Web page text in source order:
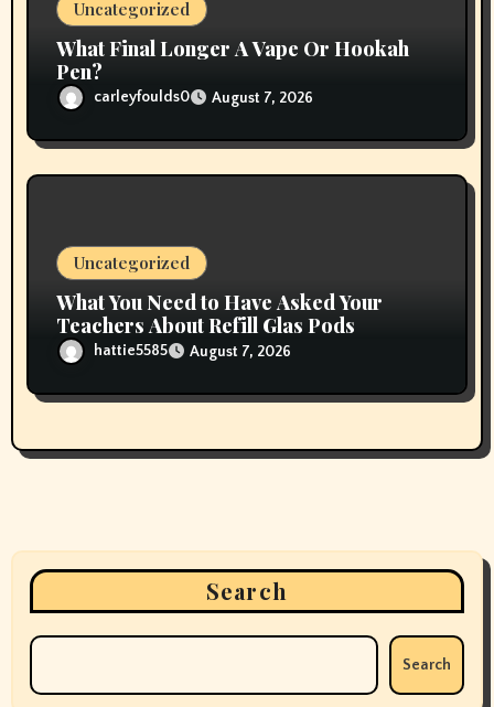
Uncategorized
What Final Longer A Vape Or Hookah
Pen?
carleyfoulds0 August 7, 2026
Uncategorized
What You Need to Have Asked Your
Teachers About Refill Glas Pods
hattie5585 August 7, 2026
Search
Search